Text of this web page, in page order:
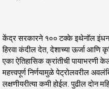
केंद्र सरकारने १०० टक्के इथेनॉल
हिरवा कंदील देत, देशाच्या ऊर्जा आणि
एका ऐतिहासिक क्रांतीची पायाभरणी
महत्त्वपूर्ण निर्णयामुळे पेट्रोलवरील
लक्षणीयरीत्या कमी होईल. पुढील दोन